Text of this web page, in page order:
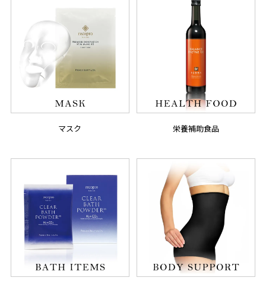
マスク 栄養補助食品